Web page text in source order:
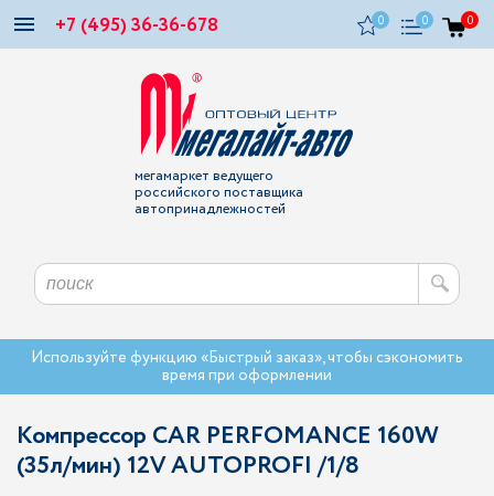
+7 (495) 36-36-678 0 0 0
мегамаркет ведущего
российского поставщика
автопринадлежностей
Используйте функцию «Быстрый заказ», чтобы сэкономить
время при оформлении
Компрессор CAR PERFOMANCE 160W
(35л/мин) 12V AUTOPROFI /1/8